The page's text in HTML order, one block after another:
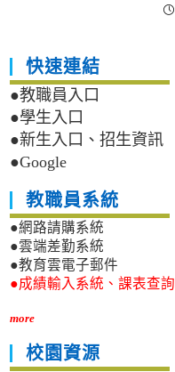
快速連結
●教職員入口
●學生入口
●新生入口、招生資訊
●Google
教職員系統
●網路請購系統
●雲端差勤系統
●教育雲電子郵件
●成績輸入系統、課表查詢
more
校園資源